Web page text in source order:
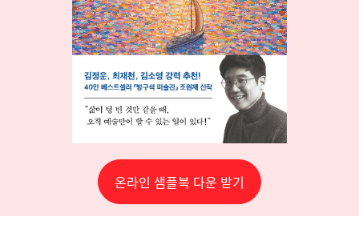
온라인 샘플북 다운 받기